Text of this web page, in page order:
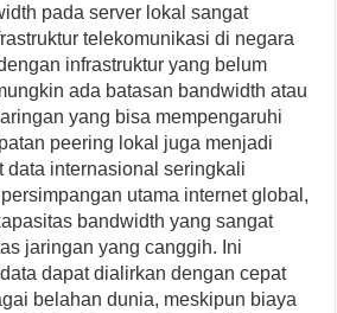
pada server lokal sangat
telekomunikasi di negara
infrastruktur yang belum
ada batasan bandwidth atau
yang bisa mempengaruhi
peering lokal juga menjadi
data internasional seringkali
utama internet global,
bandwidth yang sangat
jaringan yang canggih. Ini
dapat dialirkan dengan cepat
belahan dunia, meskipun biaya